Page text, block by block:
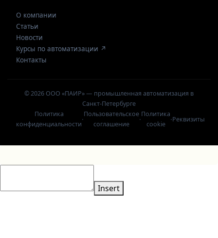
О компании
Статьи
Новости
Курсы по автоматизации ↗
Контакты
© 2026 ООО «ПАИР» — промышленная автоматизация в
Санкт-Петербурге
Политика
конфиденциальности
·
Пользовательское
соглашение
·
Политика
cookie
·Реквизиты
Insert